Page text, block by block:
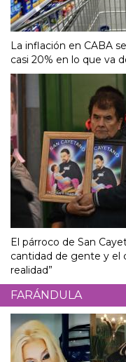
La inflación en CABA
casi 20% en lo que va
El párroco de San
cantidad de gente y el
realidad”
FARÁNDULA